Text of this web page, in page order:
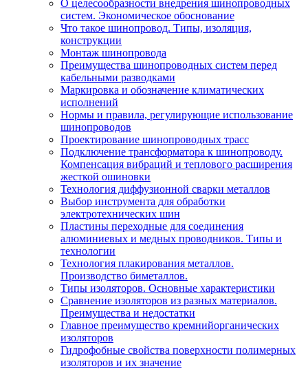
О целесообразности внедрения шинопроводных
систем. Экономическое обоснование
Что такое шинопровод. Типы, изоляция,
конструкции
Монтаж шинопровода
Преимущества шинопроводных систем перед
кабельными разводками
Маркировка и обозначение климатических
исполнений
Нормы и правила, регулирующие использование
шинопроводов
Проектирование шинопроводных трасс
Подключение трансформатора к шинопроводу.
Компенсация вибраций и теплового расширения
жесткой ошиновки
Технология диффузионной сварки металлов
Выбор инструмента для обработки
электротехнических шин
Пластины переходные для соединения
алюминиевых и медных проводников. Типы и
технологии
Технология плакирования металлов.
Производство биметаллов.
Типы изоляторов. Основные характеристики
Сравнение изоляторов из разных материалов.
Преимущества и недостатки
Главное преимущество кремнийорганических
изоляторов
Гидрофобные свойства поверхности поли мерных
изоляторов и их значение